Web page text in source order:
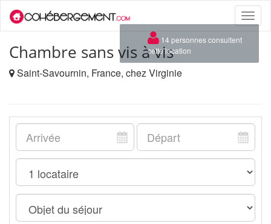
Toggle
Chambre sans vis à vis
Saint-Savournin, France, chez Virginie
×
14 personnes consultent
cette location